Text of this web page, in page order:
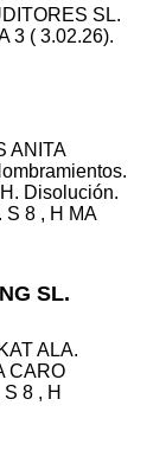
SL.
3 ( 3.02.26).
ANITA
Disolución.
S 8 , H MA
SL.
ALA.
CARO
8 , H